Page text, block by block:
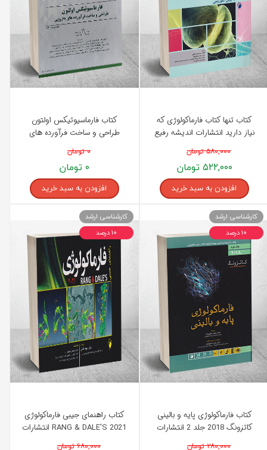
کتاب تنها کتاب فارماکولوژی که
نیاز دارید انتشارات اندیشه رفیع
۵۸۰,۰۰۰ تومان
۵۲۲,۰۰۰ تومان
افزودن به سبد خرید
کتاب فارماسیوتیکس اولتون
طراحی و ساخت فرآورده های
رفیع
۰ تومان
۰ تومان
افزودن به سبد خرید
کتاب فارماکولوژی پایه و بالینی
کاتزونگ 2018 جلد 2 انتشارات
۲۸۰,۰۰۰ تومان
کارشناسی ارشد
۱۰ درصد
کتاب راهنمای جیبی فارماکولوژی
2021 RANG & DALE'S انتشارات
۶۸۰,۰۰۰ تومان
کارشناسی ارشد
۱۰ درصد